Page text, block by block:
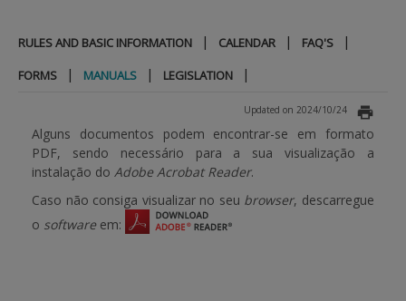
STATISTICS
BENEFICIARY SUPPORT
RULES AND BASIC INFORMATION | CALENDAR | FAQ'S |
FORMS | MANUALS | LEGISLATION |
Updated on 2024/10/24
Alguns documentos podem encontrar-se em formato
PDF, sendo necessário para a sua visualização a
instalação do Adobe Acrobat Reader.
Caso não consiga visualizar no seu browser, descarregue
o softwareem: